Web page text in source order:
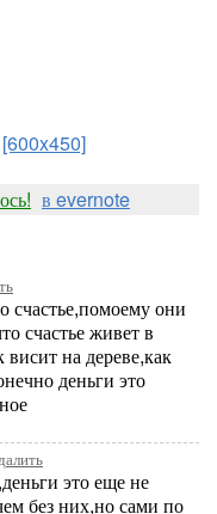
[600x450]
в evernote
счастье,помоему они
счастье живет в
на дереве,как
деньги это
это еще не
без них,но сами по